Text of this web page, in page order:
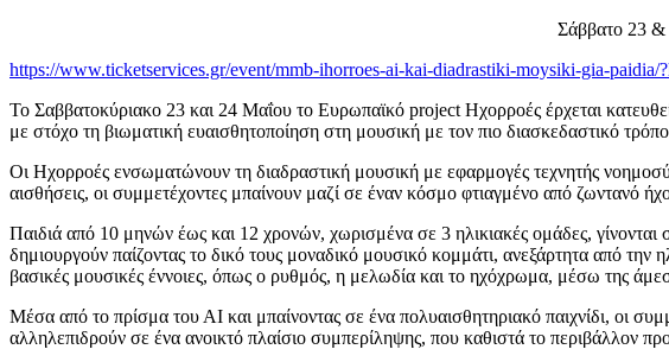
Σάββατο 23
https://www.ticketservices.gr/event/mmb-ihorroes-ai-kai-diadrastiki-moysiki-gia-paidia/
Το Σαββατοκύριακο 23 και 24 Μαΐου το Ευρωπαϊκό project Ηχορροές έρχεται
με στόχο τη βιωματική ευαισθητοποίηση στη μουσική με τον πιο διασκεδαστικό
Οι Ηχορροές ενσωματώνουν τη διαδραστική μουσική με εφαρμογές τεχνητής
αισθήσεις, οι συμμετέχοντες μπαίνουν μαζί σε έναν κόσμο φτιαγμένο από ζωντανό
Παιδιά από 10 μηνών έως και 12 χρονών, χωρισμένα σε 3 ηλικιακές ομάδες, γίνονται
δημιουργούν παίζοντας το δικό τους μοναδικό μουσικό κομμάτι, ανεξάρτητα από
βασικές μουσικές έννοιες, όπως ο ρυθμός, η μελωδία και το ηχόχρωμα, μέσω της
Μέσα από το πρίσμα του ΑΙ και μπαίνοντας σε ένα πολυαισθητηριακό παιχνίδι, οι
αλληλεπιδρούν σε ένα ανοικτό πλαίσιο συμπερίληψης, που καθιστά το περιβάλλον